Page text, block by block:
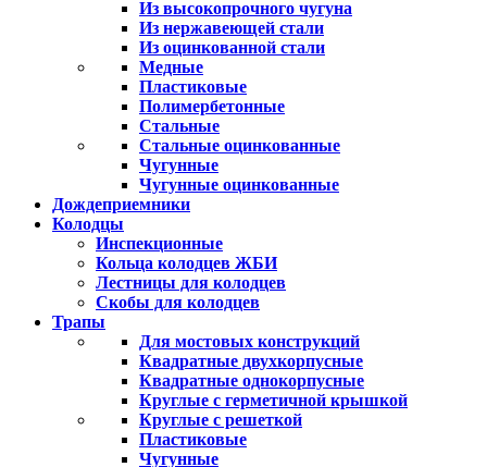
Из высокопрочного чугуна
Из нержавеющей стали
Из оцинкованной стали
Медные
Пластиковые
Полимербетонные
Стальные
Стальные оцинкованные
Чугунные
Чугунные оцинкованные
Дождеприемники
Колодцы
Инспекционные
Кольца колодцев ЖБИ
Лестницы для колодцев
Скобы для колодцев
Трапы
Для мостовых конструкций
Квадратные двухкорпусные
Квадратные однокорпусные
Круглые с герметичной крышкой
Круглые с решеткой
Пластиковые
Чугунные